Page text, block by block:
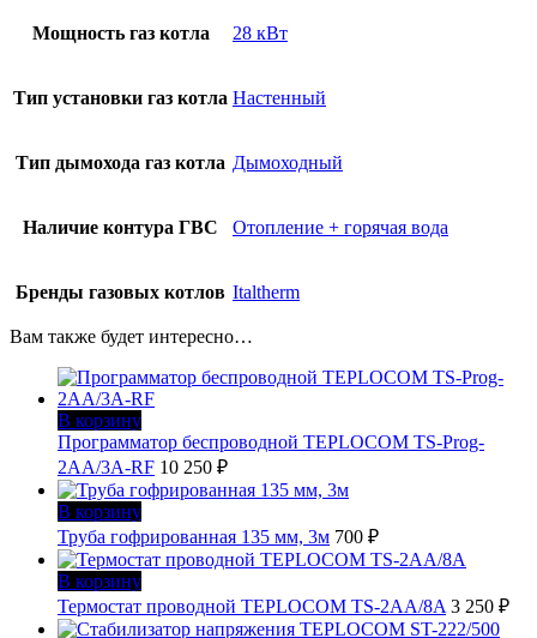
Мощность газ котла 28 кВт
Тип установки газ котла Настенный
Тип дымохода газ котла Дымоходный
Наличие контура ГВС Отопление + горячая вода
Бренды газовых котлов Italtherm
Вам также будет интересно…
В корзину
Программатор беспроводной TEPLOCOM TS-Prog-
2AA/3A-RF 10 250 ₽
В корзину
Труба гофрированная 135 мм, 3м 700 ₽
В корзину
Термостат проводной TEPLOCOM TS-2AA/8A 3 250 ₽